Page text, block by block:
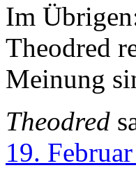
Im
Theodred
Meinung
Theodred
19.